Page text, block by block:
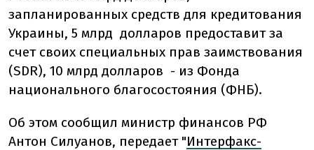
запланированных средств для кредитования
Украины, 5 млрд долларов предоставит за
счет своих специальных прав заимствования
(SDR), 10 млрд долларов - из Фонда
национального благосостояния (ФНБ).
Об этом сообщил министр финансов РФ
Антон Силуанов, передает "Интерфакс-